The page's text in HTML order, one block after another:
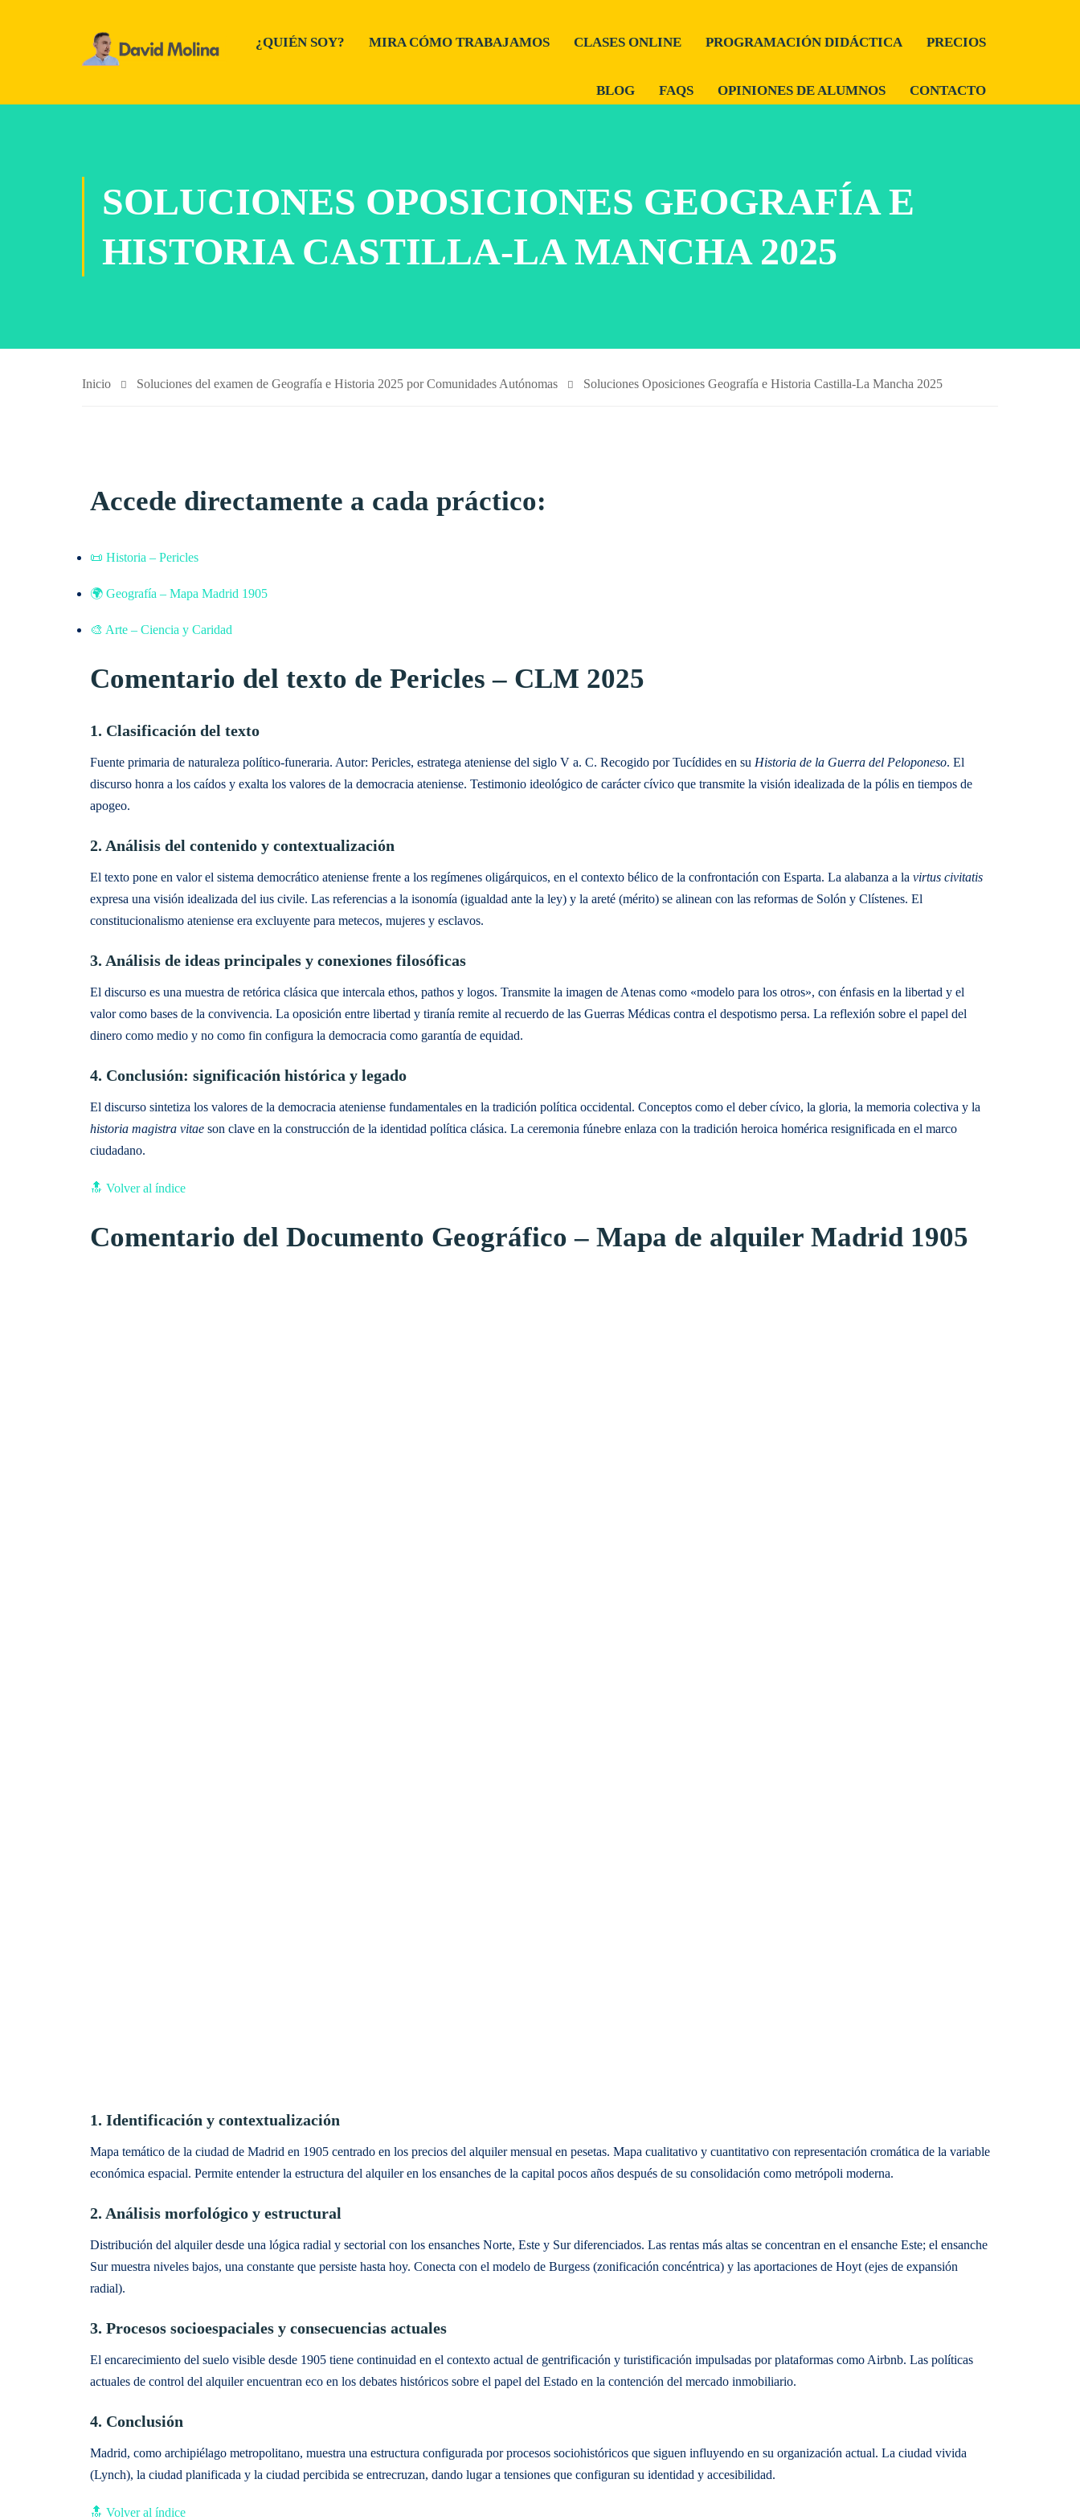
¿QUIÉN SOY? MIRA CÓMO TRABAJAMOS CLASES ONLINE PROGRAMACIÓN DIDÁCTICA PRECIOS
BLOG FAQS OPINIONES DE ALUMNOS CONTACTO
SOLUCIONES OPOSICIONES GEOGRAFÍA E
HISTORIA CASTILLA-LA MANCHA 2025
Inicio Soluciones del examen de Geografía e Historia 2025 por Comunidades Autónomas Soluciones Oposiciones Geografía e Historia Castilla-La Mancha 2025
Accede directamente a cada práctico:
📜 Historia – Pericles
🌍 Geografía – Mapa Madrid 1905
🎨 Arte – Ciencia y Caridad
Comentario del texto de Pericles – CLM 2025
1. Clasificación del texto
Fuente primaria de naturaleza político-funeraria. Autor: Pericles, estratega ateniense del siglo V a. C. Recogido por Tucídides en su Historia de la Guerra del Peloponeso. El
discurso honra a los caídos y exalta los valores de la democracia ateniense. Testimonio ideológico de carácter cívico que transmite la visión idealizada de la pólis en tiempos de
apogeo.
2. Análisis del contenido y contextualización
El texto pone en valor el sistema democrático ateniense frente a los regímenes oligárquicos, en el contexto bélico de la confrontación con Esparta. La alabanza a la virtus civitatis
expresa una visión idealizada del ius civile. Las referencias a la isonomía (igualdad ante la ley) y la areté (mérito) se alinean con las reformas de Solón y Clístenes. El
constitucionalismo ateniense era excluyente para metecos, mujeres y esclavos.
3. Análisis de ideas principales y conexiones filosóficas
El discurso es una muestra de retórica clásica que intercala ethos, pathos y logos. Transmite la imagen de Atenas como «modelo para los otros», con énfasis en la libertad y el
valor como bases de la convivencia. La oposición entre libertad y tiranía remite al recuerdo de las Guerras Médicas contra el despotismo persa. La reflexión sobre el papel del
dinero como medio y no como fin configura la democracia como garantía de equidad.
4. Conclusión: significación histórica y legado
El discurso sintetiza los valores de la democracia ateniense fundamentales en la tradición política occidental. Conceptos como el deber cívico, la gloria, la memoria colectiva y la
historia magistra vitae son clave en la construcción de la identidad política clásica. La ceremonia fúnebre enlaza con la tradición heroica homérica resignificada en el marco
ciudadano.
🔝 Volver al índice
Comentario del Documento Geográfico – Mapa de alquiler Madrid 1905
1. Identificación y contextualización
Mapa temático de la ciudad de Madrid en 1905 centrado en los precios del alquiler mensual en pesetas. Mapa cualitativo y cuantitativo con representación cromática de la variable
económica espacial. Permite entender la estructura del alquiler en los ensanches de la capital pocos años después de su consolidación como metrópoli moderna.
2. Análisis morfológico y estructural
Distribución del alquiler desde una lógica radial y sectorial con los ensanches Norte, Este y Sur diferenciados. Las rentas más altas se concentran en el ensanche Este; el ensanche
Sur muestra niveles bajos, una constante que persiste hasta hoy. Conecta con el modelo de Burgess (zonificación concéntrica) y las aportaciones de Hoyt (ejes de expansión
radial).
3. Procesos socioespaciales y consecuencias actuales
El encarecimiento del suelo visible desde 1905 tiene continuidad en el contexto actual de gentrificación y turistificación impulsadas por plataformas como Airbnb. Las políticas
actuales de control del alquiler encuentran eco en los debates históricos sobre el papel del Estado en la contención del mercado inmobiliario.
4. Conclusión
Madrid, como archipiélago metropolitano, muestra una estructura configurada por procesos sociohistóricos que siguen influyendo en su organización actual. La ciudad vivida
(Lynch), la ciudad planificada y la ciudad percibida se entrecruzan, dando lugar a tensiones que configuran su identidad y accesibilidad.
🔝 Volver al índice